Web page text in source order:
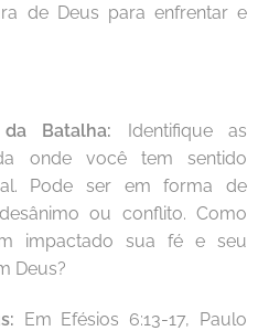
de Deus para enfrentar e
Batalha: Identifique as
onde você tem sentido
Pode ser em forma de
ou conflito. Como
impactado sua fé e seu
Deus?
Em Efésios 6:13-17, Paulo